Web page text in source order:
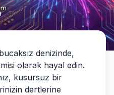
denizinde,
olarak hayal edin.
kusursuz bir
dertlerine